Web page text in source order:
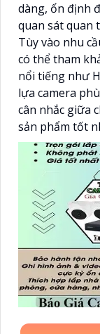
dàng, ổn định
quan sát quan
Tùy vào nhu
có thể tham
nổi tiếng như
lựa camera
cân nhắc giữa
sản phẩm tốt